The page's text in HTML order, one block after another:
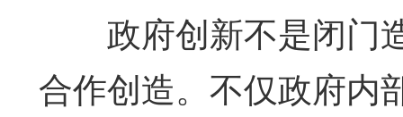
政府创新不是闭门
合作创造。不仅政府内